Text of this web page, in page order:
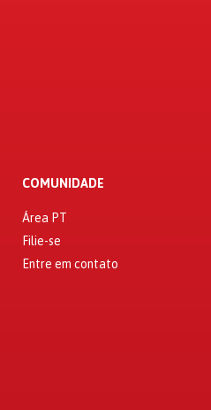
COMUNIDADE
Área PT
Filie-se
Entre em contato